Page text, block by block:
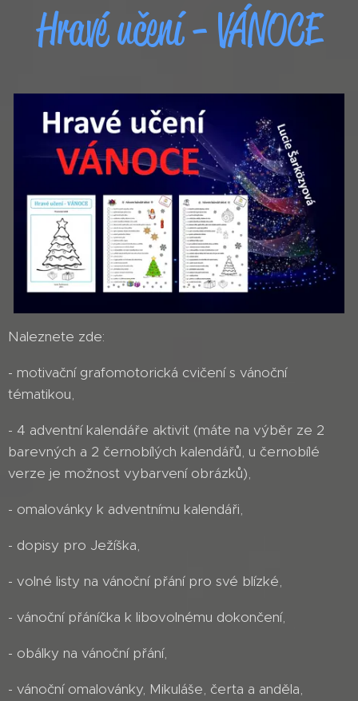
Hravé učení - VÁNOCE
Naleznete zde:
- motivační grafomotorická cvičení s vánoční
tématikou,
- 4 adventní kalendáře aktivit (máte na výběr ze 2
barevných a 2 černobílých kalendářů, u černobílé
verze je možnost vybarvení obrázků),
- omalovánky k adventnímu kalendáři,
- dopisy pro Ježíška,
- volné listy na vánoční přání pro své blízké,
- vánoční přáníčka k libovolnému dokončení,
- obálky na vánoční přání,
- vánoční omalovánky, Mikuláše, čerta a anděla,